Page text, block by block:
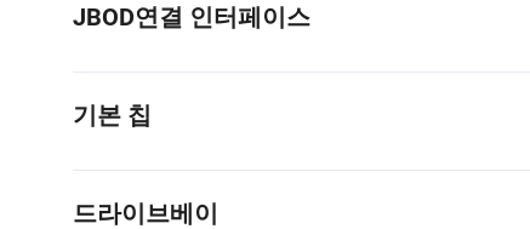
JBOD연결 인터페이스
기본 칩
드라이브베이